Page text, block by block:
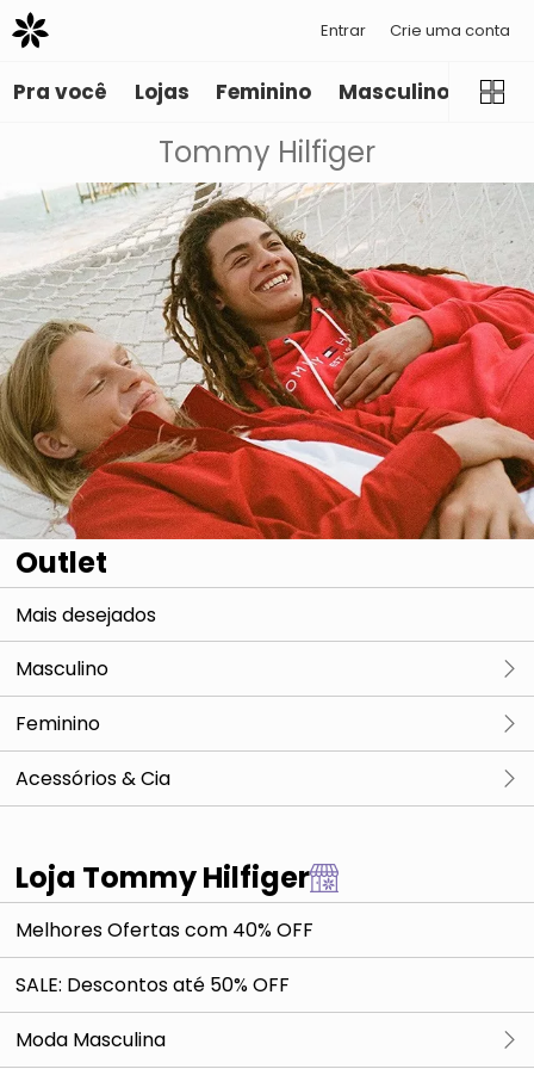
Entrar Crie uma conta
Pra você Lojas Feminino Masculino
Tommy Hilfiger
Outlet
Mais desejados
Masculino
Camisas & Polos
Camisetas
Calças & Bermudas
Underwear
Feminino
Camisas & Polos
Blusões, Jaquetas & Cia
Calças & Bermudas
Underwear
Acessórios & Cia
Camisetas
Blusões, Jaquetas & Cia
Calças & Bermudas
Underwear
Loja Tommy Hilfiger
Melhores Ofertas com 40% OFF
SALE: Descontos até 50% OFF
Moda Masculina